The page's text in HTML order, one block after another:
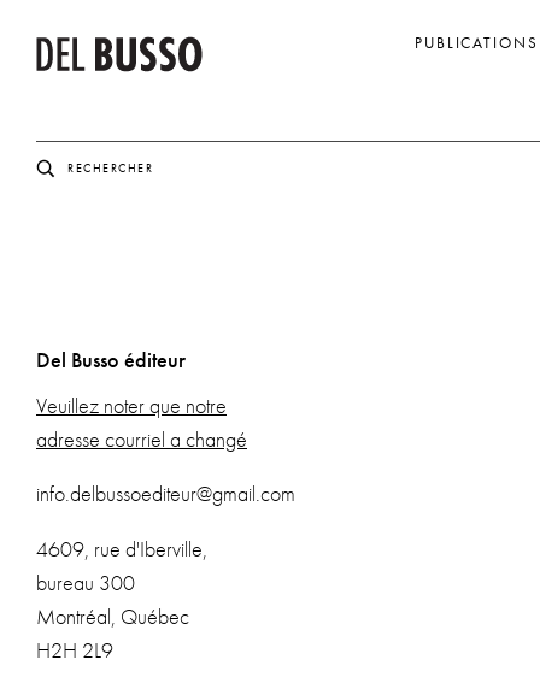
PUBLICATIONS
Del Busso éditeur
Veuillez noter que notre
adresse courriel a changé
info.delbussoediteur@gmail.com
4609, rue d'Iberville,
bureau 300
Montréal, Québec
H2H 2L9